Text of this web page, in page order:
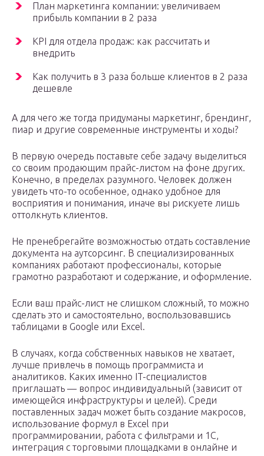
План маркетинга компании: увеличиваем
прибыль компании в 2 раза
KPI для отдела продаж: как рассчитать и
внедрить
Как получить в 3 раза больше клиентов в 2 раза
дешевле
А для чего же тогда придуманы маркетинг, брендинг,
пиар и другие современные инструменты и ходы?
В первую очередь поставьте себе задачу выделиться
со своим продающим прайс-листом на фоне других.
Конечно, в пределах разумного. Человек должен
увидеть что-то особенное, однако удобное для
восприятия и понимания, иначе вы рискуете лишь
оттолкнуть клиентов.
Не пренебрегайте возможностью отдать составление
документа на аутсорсинг. В специализированных
компаниях работают профессионалы, которые
грамотно разработают и содержание, и оформление.
Если ваш прайс-лист не слишком сложный, то можно
сделать это и самостоятельно, воспользовавшись
таблицами в Google или Excel.
В случаях, когда собственных навыков не хватает,
лучше привлечь в помощь программиста и
аналитиков. Каких именно IT-специалистов
приглашать — вопрос индивидуальный (зависит от
имеющейся инфраструктуры и целей). Среди
поставленных задач может быть создание макросов,
использование формул в Excel при
программировании, работа с фильтрами и 1C,
интеграция с торговыми площадками в онлайне и